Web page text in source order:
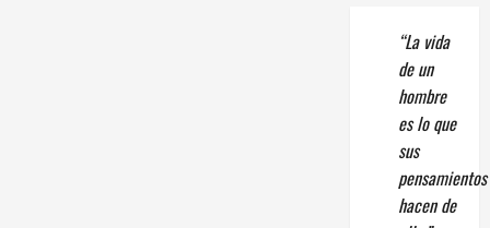
“La vida
de un
hombre
es lo que
sus
pensamientos
hacen de